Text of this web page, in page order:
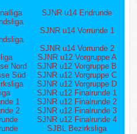
SJNR u14 Endrunde
SJNR u14 Vorrunde 1
SJNR u14 Vorrunde 2
SJNR u12 Vorgruppe A
Nord
SJNR u12 Vorgruppe B
Süd
SJNR u12 Vorgruppe C
SJNR u12 Vorgruppe D
SJNR u12 Finalrunde 1
1
SJNR u12 Finalrunde 2
2
SJNR u12 Finalrunde 3
SJNR u12 Finalrunde 4
SJBL Bezirksliga